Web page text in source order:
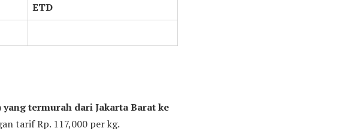
ETD
termurah dari Jakarta Barat ke
tarif Rp. 117,000 per kg.